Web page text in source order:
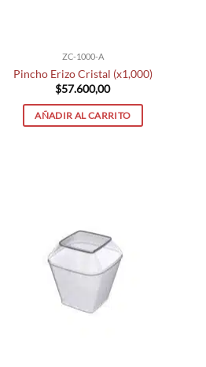
ZC-1000-A
Pincho Erizo Cristal (x1,000)
$57.600,00
AÑADIR AL CARRITO